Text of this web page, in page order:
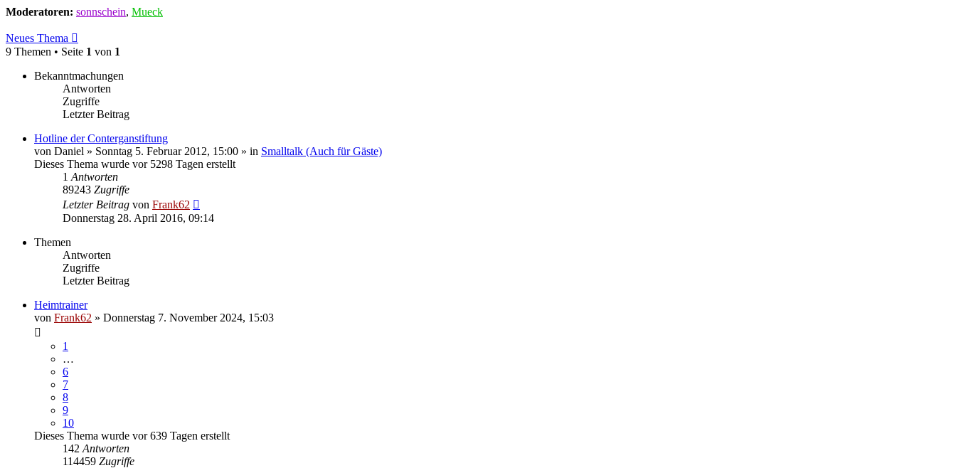
Moderatoren: sonnschein, Mueck
Neues Thema
9 Themen • Seite 1 von 1
Bekanntmachungen
Antworten
Zugriffe
Letzter Beitrag
Hotline der Conterganstiftung
von Daniel » Sonntag 5. Februar 2012, 15:00 » in Smalltalk (Auch für Gäste)
Dieses Thema wurde vor 5298 Tagen erstellt
1 Antworten
89243 Zugriffe
Letzter Beitrag von Frank62
Donnerstag 28. April 2016, 09:14
Themen
Antworten
Zugriffe
Letzter Beitrag
Heimtrainer
von Frank62 » Donnerstag 7. November 2024, 15:03
1
…
6
7
8
9
10
Dieses Thema wurde vor 639 Tagen erstellt
142 Antworten
114459 Zugriffe